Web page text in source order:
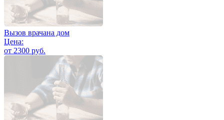
Вызов врачана дом
Цена:
от 2300 руб.